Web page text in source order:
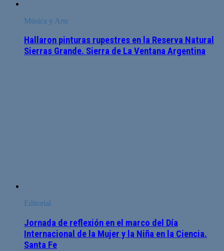
Música y Arte
Hallaron pinturas rupestres en la Reserva Natural
Sierras Grande. Sierra de La Ventana Argentina
Editorial
Jornada de reflexión en el marco del Día
Internacional de la Mujer y la Niña en la Ciencia.
Santa Fe